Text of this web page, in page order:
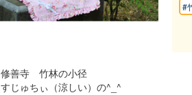
#
修善寺 竹林の小径
すじゅちぃ（涼しい）の^_^